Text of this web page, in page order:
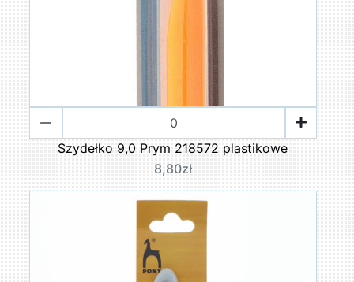
Szydełko 9,0 Prym 218572 plastikowe
8,80zł